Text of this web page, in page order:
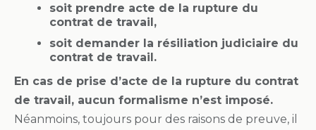
soit prendre acte de la rupture du
contrat de travail,
soit demander la résiliation judiciaire du
contrat de travail.
En cas de prise d’acte de la rupture du contrat
de travail, aucun formalisme n’est imposé.
Néanmoins, toujours pour des raisons de preuve, il